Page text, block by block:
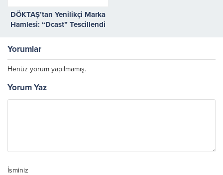
DÖKTAŞ’tan Yenilikçi Marka
Hamlesi: “Dcast” Tescillendi
Yorumlar
Henüz yorum yapılmamış.
Yorum Yaz
İsminiz